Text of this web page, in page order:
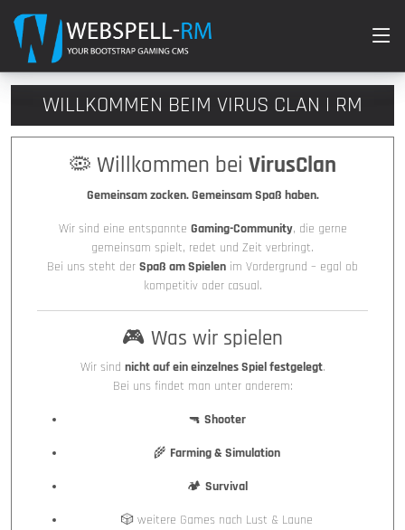
WILLKOMMEN BEIM VIRUS CLAN | RM
🦠 Willkommen bei VirusClan
Gemeinsam zocken. Gemeinsam Spaß haben.
Wir sind eine entspannte Gaming-Community, die gerne
gemeinsam spielt, redet und Zeit verbringt.
Bei uns steht der Spaß am Spielen im Vordergrund – egal ob
kompetitiv oder casual.
🎮 Was wir spielen
Wir sind nicht auf ein einzelnes Spiel festgelegt.
Bei uns findet man unter anderem:
🔫 Shooter
🌾 Farming & Simulation
🏕️ Survival
🎲 weitere Games nach Lust & Laune